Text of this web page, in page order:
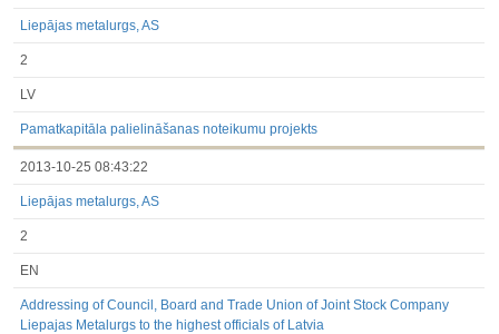
Liepājas metalurgs, AS
2
LV
Pamatkapitāla palielināšanas noteikumu projekts
2013-10-25 08:43:22
Liepājas metalurgs, AS
2
EN
Addressing of Council, Board and Trade Union of Joint Stock Company
Liepajas Metalurgs to the highest officials of Latvia